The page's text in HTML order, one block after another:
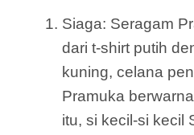
Siaga: Seragam
dari t-shirt putih
kuning, celana
Pramuka
itu, si kecil-si kecil